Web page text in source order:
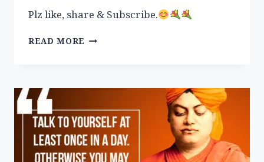
Plz like, share & Subscribe.
READ MORE डिप्रेशन
आओ
करें,
क्या
है,
पहचान